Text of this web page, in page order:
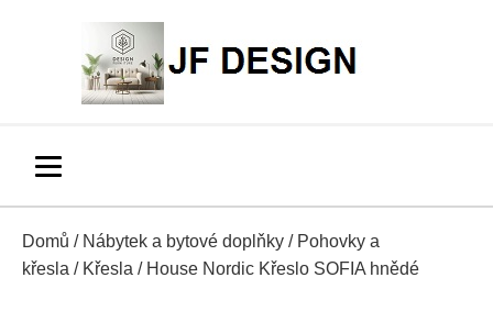
Domů / Nábytek a bytové doplňky / Pohovky a
křesla / Křesla / House Nordic Křeslo SOFIA hnědé